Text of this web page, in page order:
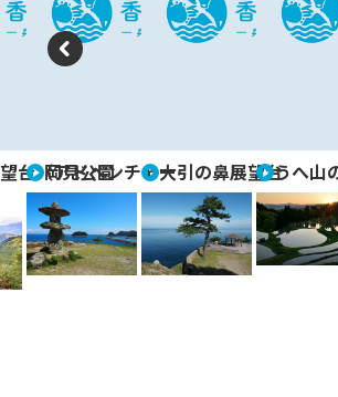
vi
o
u
s
台（アドベンチャー
岡見公園 大引の鼻展望台うへ山